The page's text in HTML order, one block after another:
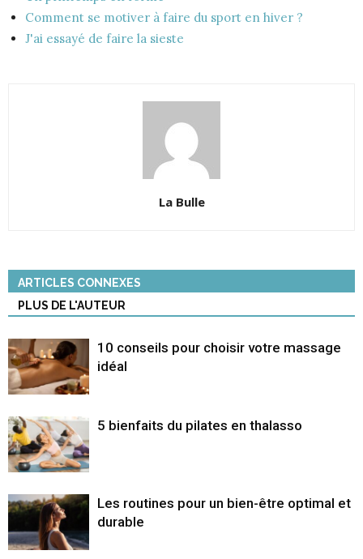
Comment se motiver à faire du sport en hiver ?
J'ai essayé de faire la sieste
La Bulle
ARTICLES CONNEXES
PLUS DE L'AUTEUR
10 conseils pour choisir votre massage
idéal
5 bienfaits du pilates en thalasso
Les routines pour un bien-être optimal et
durable